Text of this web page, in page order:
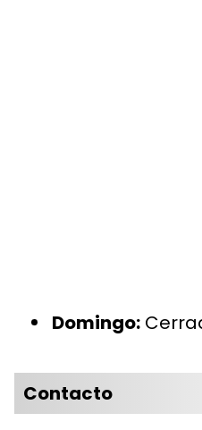
Domingo:
Contacto